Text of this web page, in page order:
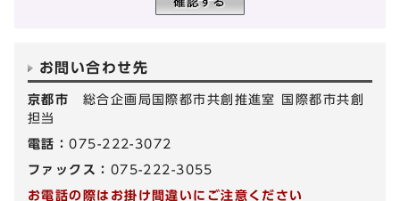
お問い合わせ先
京都市 総合企画局国際都市共創推進室 国際都市共創
担当
電話：075-222-3072
ファックス： 075-222-3055
お電話の際はお掛け間違いにご注意ください